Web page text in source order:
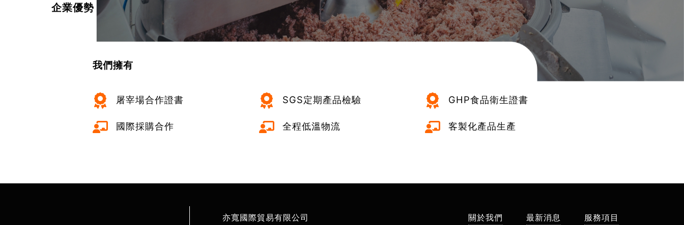
企業優勢
我們擁有
屠宰場合作證書 SGS定期產品檢驗 GHP食品衛生證書
國際採購合作 全程低溫物流 客製化產品生產
亦寬國際貿易有限公司
關於我們 最新消息 服務項目